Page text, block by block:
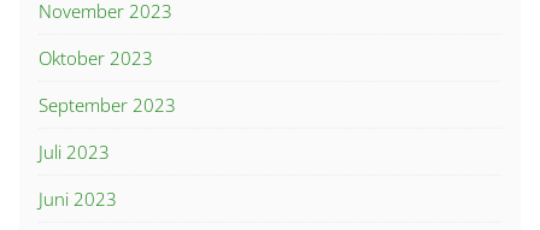
November 2023
Oktober 2023
September 2023
Juli 2023
Juni 2023